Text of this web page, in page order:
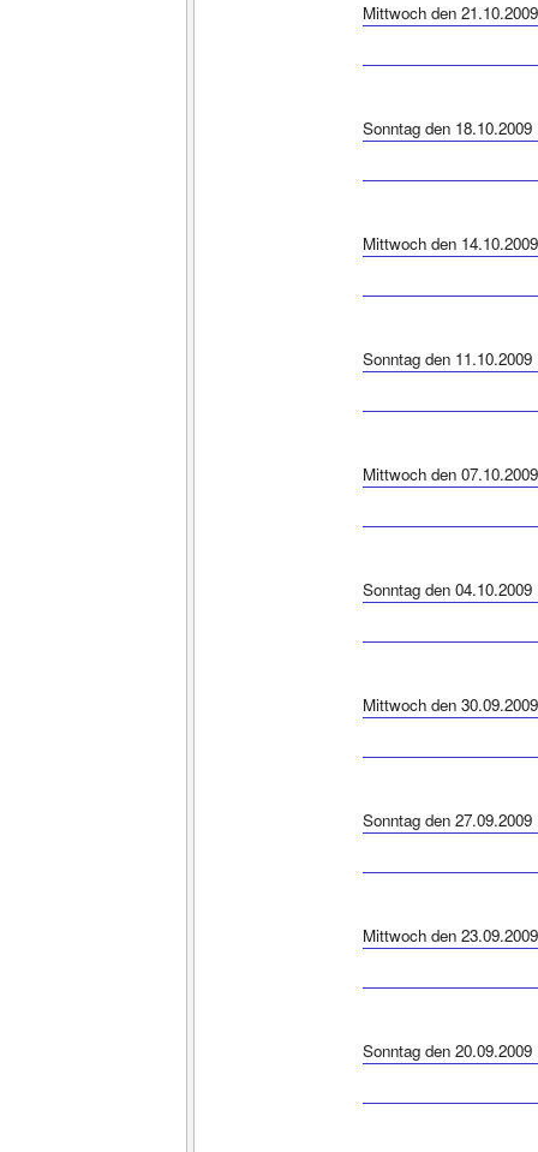
Mittwoch den 21.10.2009
Sonntag den 18.10.2009
Mittwoch den 14.10.2009
Sonntag den 11.10.2009
Mittwoch den 07.10.2009
Sonntag den 04.10.2009
Mittwoch den 30.09.2009
Sonntag den 27.09.2009
Mittwoch den 23.09.2009
Sonntag den 20.09.2009